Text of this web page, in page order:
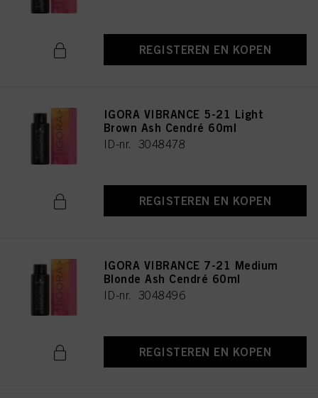
REGISTEREN EN KOPEN
IGORA VIBRANCE 5-21 Light
Brown Ash Cendré 60ml
ID-nr. 3048478
REGISTEREN EN KOPEN
IGORA VIBRANCE 7-21 Medium
Blonde Ash Cendré 60ml
ID-nr. 3048496
REGISTEREN EN KOPEN